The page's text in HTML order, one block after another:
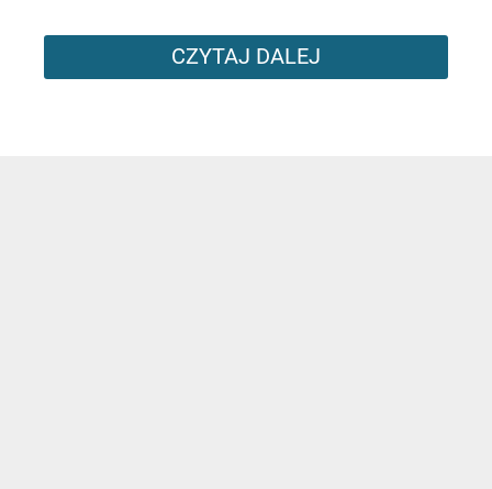
CZYTAJ DALEJ